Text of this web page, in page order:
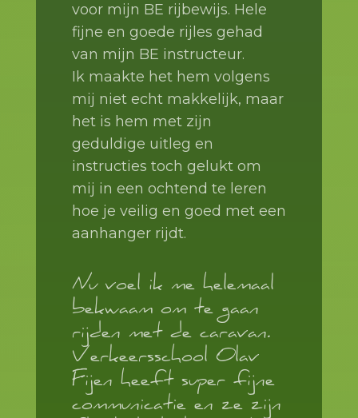
voor mijn BE rijbewijs. Hele
fijne en goede rijles gehad
van mijn BE instructeur.
Ik maakte het hem volgens
mij niet echt makkelijk, maar
het is hem met zijn
geduldige uitleg en
instructies toch gelukt om
mij in een ochtend te leren
hoe je veilig en goed met een
aanhanger rijdt.
Nu voel ik me helemaal
bekwaam om te gaan
rijden met de caravan.
Verkeersschool Olav
Fijen heeft super fijne
communicatie en ze zijn